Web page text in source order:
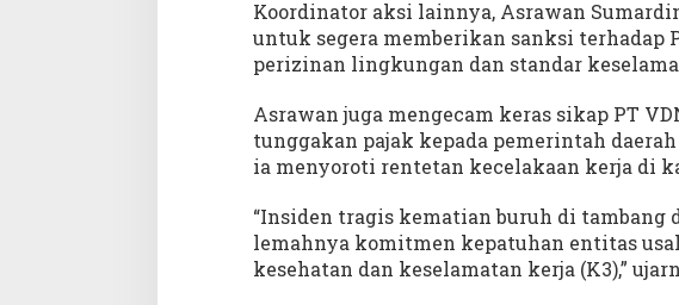
Koordinator aksi lainnya, Asrawan
untuk segera memberikan sanksi terhadap
perizinan lingkungan dan standar
Asrawan juga mengecam keras sikap PT
tunggakan pajak kepada pemerintah
ia menyoroti rentetan kecelakaan kerja di
“Insiden tragis kematian buruh di
lemahnya komitmen kepatuhan entitas
kesehatan dan keselamatan kerja (K3),”